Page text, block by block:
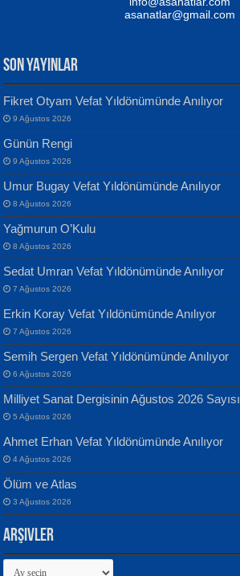
MUSTAFA KELOĞLU
Yarına İz Bırakmak...
ATİLLA ÖZEN
Sultan Olmadan Önce Eyüp...
EKREM KARABABA
Yılmaz Ekinci
Geceye Söylenen...
Banu Sancak
Defterimden İçeri...
İsmail Aydos
İnkisar...
asanatlar@gmail.com
SON YAYINLAR
Fikret Otyam Vefat Yıldönümünde Anılıyor
9 Ağustos 2026
Günün Rengi
9 Ağustos 2026
Umur Bugay Vefat Yıldönümünde Anılıyor
8 Ağustos 2026
Yağmurun O’Kulu
8 Ağustos 2026
Sedat Umran Vefat Yıldönümünde Anılıyor
7 Ağustos 2026
Erkin Koray Vefat Yıldönümünde Anılıyor
7 Ağustos 2026
Semih Sergen Vefat Yıldönümünde Anılıyor
6 Ağustos 2026
Milliyet Sanat Dergisinin Ağustos 2026 Sayısı
5 Ağustos 2026
Ahmet Erhan Vefat Yıldönümünde Anılıyor
4 Ağustos 2026
Ölüm ve Atlas
3 Ağustos 2026
Arşivler
Arşivler